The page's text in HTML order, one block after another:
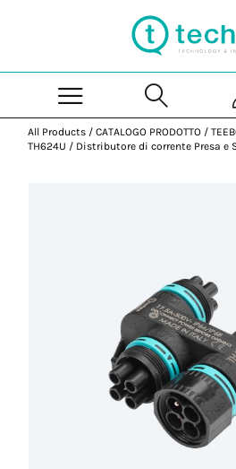
All Products / CATALOGO PRODOTTO /
TH624U / Distributore di corrente Presa e